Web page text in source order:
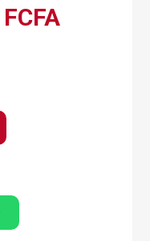
FCFA